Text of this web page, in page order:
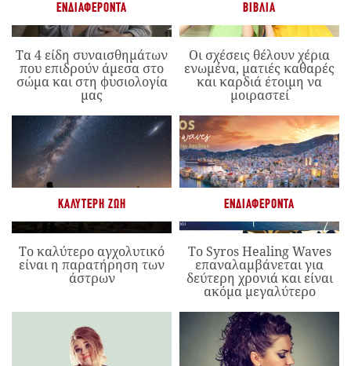
ΕΝΔΙΑΦΈΡΟΝΤΑ
Τα 4 είδη συναισθημάτων
που επιδρούν άμεσα στο
σώμα και στη φυσιολογία
μας
ΒΙΒΛΊΑ
Οι σχέσεις θέλουν χέρια
ενωμένα, ματιές καθαρές
και καρδιά έτοιμη να
μοιραστεί
ΚΑΛΎΤΕΡΗ ΖΩΉ
Το καλύτερο αγχολυτικό
είναι η παρατήρηση των
άστρων
ΕΝΔΙΑΦΈΡΟΝΤΑ
Το Syros Healing Waves
επαναλαμβάνεται για
δεύτερη χρονιά και είναι
ακόμα μεγαλύτερο